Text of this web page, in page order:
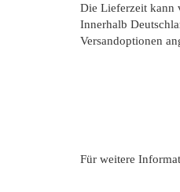
Die Lieferzeit kann
Innerhalb
Versandoptionen
Für weitere